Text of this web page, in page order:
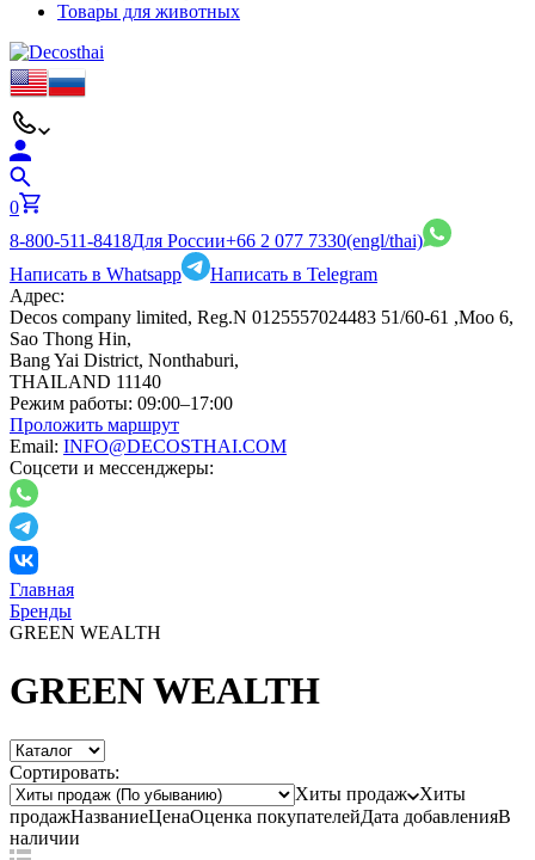
Товары для животных
0
8-800-511-8418Для России+66 2 077 7330(engl/thai)
Написать в Whatsapp
Написать в Telegram
Адрес:
Decos company limited, Reg.N 0125557024483 51/60-61 ,Moo 6,
Sao Thong Hin,
Bang Yai District, Nonthaburi,
THAILAND 11140
Режим работы: 09:00–17:00
Проложить маршрут
Email: INFO@DECOSTHAI.COM
Соцсети и мессенджеры:
Главная
Бренды
GREEN WEALTH
GREEN WEALTH
Сортировать:
Хиты продаж
Хиты
продажНазваниеЦенаОценка покупателейДата добавленияВ
наличии